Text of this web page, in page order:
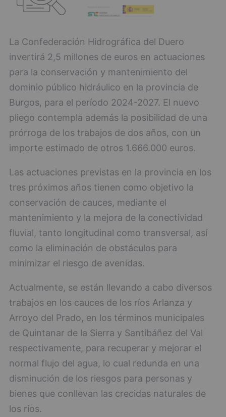
La Confederación Hidrográfica del Duero
invertirá 2,5 millones de euros en actuaciones
para la conservación y mantenimiento del
dominio público hidráulico en la provincia de
Burgos, para el período 2024-2027. El nuevo
pliego contempla además la posibilidad de una
prórroga de los trabajos de dos años, con un
importe estimado de otros 1.666.000 euros.
Las actuaciones previstas en la provincia en los
tres próximos años tienen como objetivo la
conservación de cauces, mediante el
mantenimiento y la mejora de la conectividad
fluvial, tanto longitudinal como transversal, así
como la eliminación de obstáculos para
minimizar el riesgo de avenidas.
Actualmente, se están llevando a cabo diversos
trabajos en los cauces de los ríos Arlanza y
Arroyo del Prado, en los términos municipales
de Quintanar de la Sierra y Santibáñez del Val
respectivamente, para recuperar y mejorar el
normal flujo del agua, lo cual redunda en una
disminución de los riesgos para personas y
bienes que conllevan las crecidas naturales de
los ríos.